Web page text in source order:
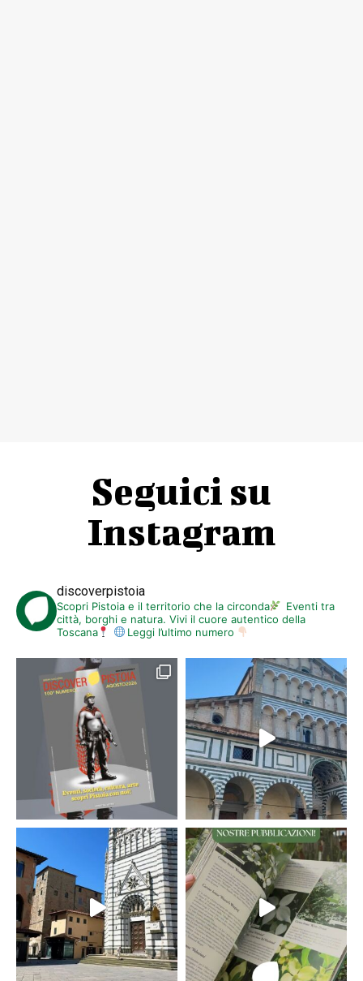
Seguici su
Instagram
discoverpistoia
Scopri Pistoia e il territorio che la circonda
Eventi tra
città, borghi e natura. Vivi il cuore autentico della
Toscana
Leggi l’ultimo numero